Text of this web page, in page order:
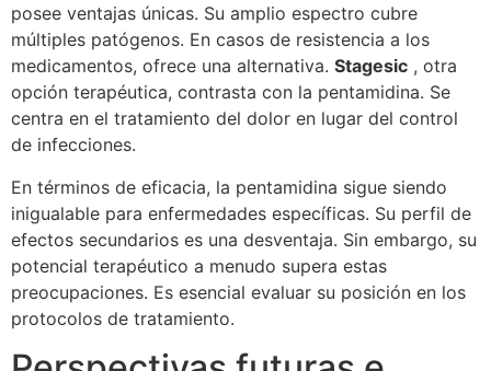
posee ventajas únicas. Su amplio espectro cubre
múltiples patógenos. En casos de resistencia a los
medicamentos, ofrece una alternativa. Stagesic , otra
opción terapéutica, contrasta con la pentamidina. Se
centra en el tratamiento del dolor en lugar del control
de infecciones.
En términos de eficacia, la pentamidina sigue siendo
inigualable para enfermedades específicas. Su perfil de
efectos secundarios es una desventaja. Sin embargo, su
potencial terapéutico a menudo supera estas
preocupaciones. Es esencial evaluar su posición en los
protocolos de tratamiento.